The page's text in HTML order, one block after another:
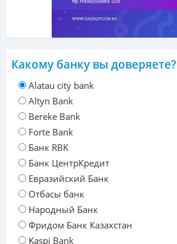
Какому банку вы доверяете?
Alatau city bank
Altyn Bank
Bereke Bank
Forte Bank
Банк RBK
Банк ЦентрКредит
Евразийский Банк
Отбасы банк
Народный Банк
Фридом Банк Казахстан
Kaspi Bank